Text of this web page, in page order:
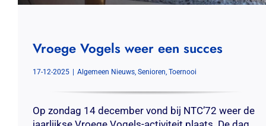
Vroege Vogels weer een succes
17-12-2025 Algemeen Nieuws, Senioren, Toernooi
Op zondag 14 december vond bij NTC’72 weer de